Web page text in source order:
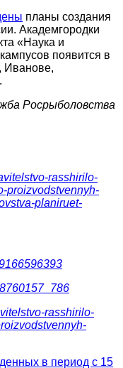
планы создания
Академгородки
«Наука и
появится в
Росрыболовства
rasshirilo-
proizvodstvennyh-
planiruet-
rasshirilo-
в период с 15